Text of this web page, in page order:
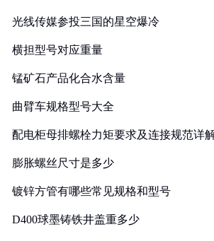
光线传媒参投三国的星空爆冷
横担型号对应重量
锰矿石产品化合水含量
曲臂车规格型号大全
配电柜母排螺栓力矩要求及连接规范详
膨胀螺丝尺寸是多少
镀锌方管有哪些常见规格和型号
D400球墨铸铁井盖重多少